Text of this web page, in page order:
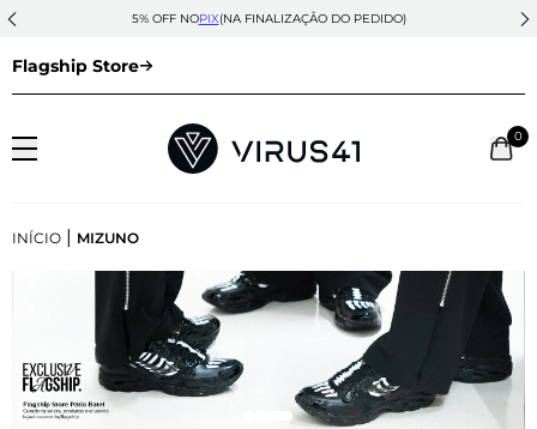
5% OFF NOPIX(NA FINALIZAÇÃO DO PEDIDO)
Flagship Store
0
INÍCIO | MIZUNO